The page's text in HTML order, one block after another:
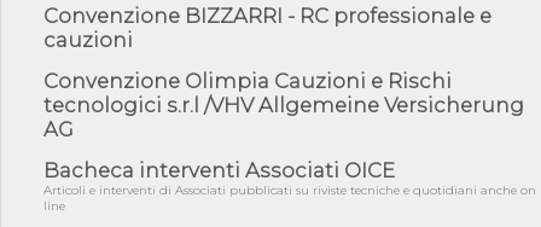
04/08/26 - CdS: partecipazione alla gara non equivale ad
acquiescenza r...
Senato
03/08/26 - TAR Piemonte: RUP può avvalersi di consulente
esterno per v...
03/08/26 - Gruppo FS: nel primo semestre 2026 3 mld di
aggiudicazioni e...
Convenzione BIZZARRI - RC professionale e
cauzioni
Convenzione Olimpia Cauzioni e Rischi
tecnologici s.r.l /VHV Allgemeine Versicherung
AG
Bacheca interventi Associati OICE
Articoli e interventi di Associati pubblicati su riviste tecniche e quotidiani anche on
line